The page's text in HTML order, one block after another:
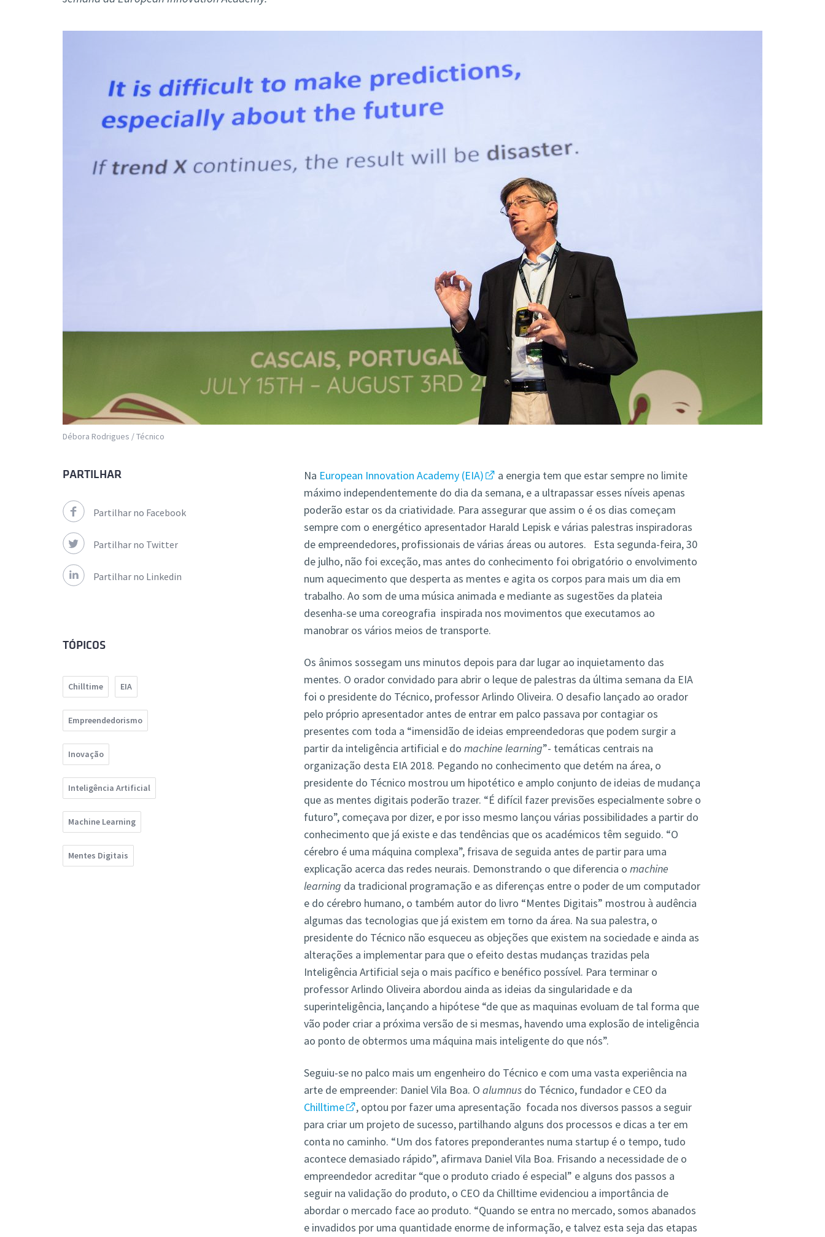
Formação Avançada
Débora Rodrigues / Técnico
Na European Innovation Academy (EIA)
a energia tem que estar sempre no limite
máximo independentemente do dia da semana, e a ultrapassar esses níveis apenas
poderão estar os da criatividade. Para assegurar que assim o é os dias começam
sempre com o energético apresentador Harald Lepisk e várias palestras inspiradoras
de empreendedores, profissionais de várias áreas ou autores. Esta segunda-feira, 30
de julho, não foi exceção, mas antes do conhecimento foi obrigatório o envolvimento
num aquecimento que desperta as mentes e agita os corpos para mais um dia em
trabalho. Ao som de uma música animada e mediante as sugestões da plateia
desenha-se uma coreografia inspirada nos movimentos que executamos ao
manobrar os vários meios de transporte.
Os ânimos sossegam uns minutos depois para dar lugar ao inquietamento das
mentes. O orador convidado para abrir o leque de palestras da última semana da EIA
foi o presidente do Técnico, professor Arlindo Oliveira. O desafio lançado ao orador
pelo próprio apresentador antes de entrar em palco passava por contagiar os
presentes com toda a “imensidão de ideias empreendedoras que podem surgir a
partir da inteligência artificial e do machine learning”- temáticas centrais na
organização desta EIA 2018. Pegando no conhecimento que detém na área, o
presidente do Técnico mostrou um hipotético e amplo conjunto de ideias de mudança
que as mentes digitais poderão trazer. “É difícil fazer previsões especialmente sobre o
futuro”, começava por dizer, e por isso mesmo lançou várias possibilidades a partir do
conhecimento que já existe e das tendências que os académicos têm seguido. “O
cérebro é uma máquina complexa”, frisava de seguida antes de partir para uma
explicação acerca das redes neurais. Demonstrando o que diferencia o machine
learning da tradicional programação e as diferenças entre o poder de um computador
e do cérebro humano, o também autor do livro “Mentes Digitais” mostrou à audência
algumas das tecnologias que já existem em torno da área. Na sua palestra, o
presidente do Técnico não esqueceu as objeções que existem na sociedade e ainda as
alterações a implementar para que o efeito destas mudanças trazidas pela
Inteligência Artificial seja o mais pacífico e benéfico possível. Para terminar o
professor Arlindo Oliveira abordou ainda as ideias da singularidade e da
superinteligência, lançando a hipótese “de que as maquinas evoluam de tal forma que
vão poder criar a próxima versão de si mesmas, havendo uma explosão de inteligência
ao ponto de obtermos uma máquina mais inteligente do que nós”.
Seguiu-se no palco mais um engenheiro do Técnico e com uma vasta experiência na
arte de empreender: Daniel Vila Boa. O alumnusdo Técnico, fundador e CEO da
Chilltime
, optou por fazer uma apresentação focada nos diversos passos a seguir
para criar um projeto de sucesso, partilhando alguns dos processos e dicas a ter em
conta no caminho. “Um dos fatores preponderantes numa startup é o tempo, tudo
acontece demasiado rápido”, afirmava Daniel Vila Boa. Frisando a necessidade de o
empreendedor acreditar “que o produto criado é especial” e alguns dos passos a
seguir na validação do produto, o CEO da Chilltime evidenciou a importância de
abordar o mercado face ao produto. “Quando se entra no mercado, somos abanados
e invadidos por uma quantidade enorme de informação, e talvez esta seja das etapas
PARTILHAR
Partilhar no Facebook
Partilhar no Twitter
Partilhar no Linkedin
TÓPICOS
Chilltime EIA
Empreendedorismo
Inovação
Inteligência Artificial
Machine Learning
Mentes Digitais